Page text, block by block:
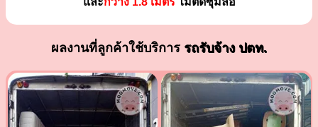
ผลงานที่ลูกค้าใช้บริการ รถรับจ้าง ปตท.